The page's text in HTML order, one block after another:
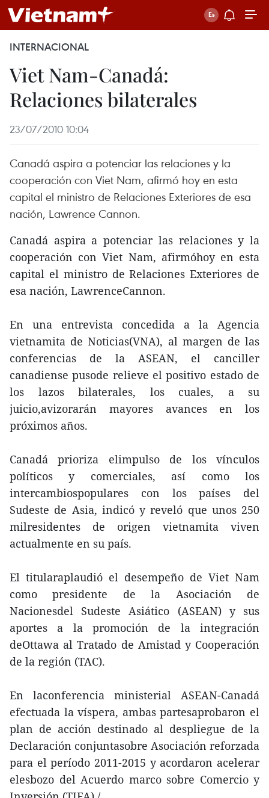
INTERNACIONAL
Viet Nam-Canadá:
Relaciones bilaterales
23/07/2010 10:04
Canadá aspira a potenciar las relaciones y la
cooperación con Viet Nam, afirmó hoy en esta
capital el ministro de Relaciones Exteriores de esa
nación, Lawrence Cannon.
Canadá aspira a potenciar las relaciones y la
cooperación con Viet Nam, afirmóhoy en esta
capital el ministro de Relaciones Exteriores de
esa nación, LawrenceCannon.
En una entrevista concedida a la Agencia
vietnamita de Noticias(VNA), al margen de las
conferencias de la ASEAN, el canciller
canadiense pusode relieve el positivo estado de
los lazos bilaterales, los cuales, a su
juicio,avizorarán mayores avances en los
próximos años.
Canadá prioriza elimpulso de los vínculos
políticos y comerciales, así como los
intercambiospopulares con los países del
Sudeste de Asia, indicó y reveló que unos 250
milresidentes de origen vietnamita viven
actualmente en su país.
El titularaplaudió el desempeño de Viet Nam
como presidente de la Asociación de
Nacionesdel Sudeste Asiático (ASEAN) y sus
aportes a la promoción de la integración
deOttawa al Tratado de Amistad y Cooperación
de la región (TAC).
En laconferencia ministerial ASEAN-Canadá
efectuada la víspera, ambas partesaprobaron el
plan de acción destinado al despliegue de la
Declaración conjuntasobre Asociación reforzada
para el período 2011-2015 y acordaron acelerar
elesbozo del Acuerdo marco sobre Comercio y